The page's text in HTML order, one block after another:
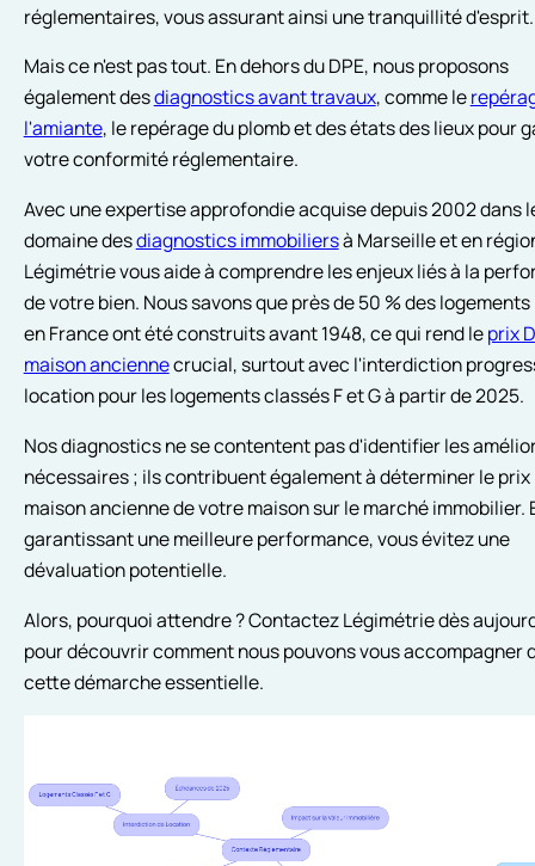
réglementaires, vous assurant ainsi une tranquillité d'esprit.
Mais ce n'est pas tout. En dehors du DPE, nous proposons
également desdiagnostics avant travaux, comme le
l'amiante, le repérage du plomb et des états des lieux pour
votre conformité réglementaire.
Avec une expertise approfondie acquise depuis 2002 dans
domaine desdiagnostics immobiliersà Marseille et en
Légimétrie vous aide à comprendre les enjeux liés à la
de votre bien. Nous savons que près de 50 % des
en France ont été construits avant 1948, ce qui rend leprix
maison anciennecrucial, surtout avec l'interdiction
location pour les logements classés F et G à partir de 2025.
Nos diagnostics ne se contentent pas d'identifier les
nécessaires ; ils contribuent également à déterminer le prix
maison ancienne de votre maison sur le marché immobilier.
garantissant une meilleure performance, vous évitez une
dévaluation potentielle.
Alors, pourquoi attendre ? Contactez Légimétrie dès
pour découvrir comment nous pouvons vous accompagner
cette démarche essentielle.